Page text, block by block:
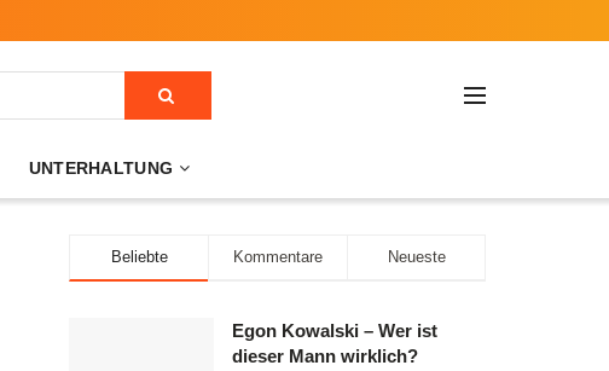
UNTERHALTUNG
Beliebte Kommentare Neueste
Egon Kowalski – Wer ist
dieser Mann wirklich?